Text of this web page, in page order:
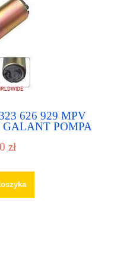
626 929 MPV
POMPA
zł